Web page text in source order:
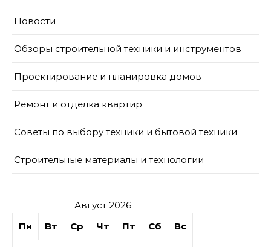
Новости
Обзоры строительной техники и инструментов
Проектирование и планировка домов
Ремонт и отделка квартир
Советы по выбору техники и бытовой техники
Строительные материалы и технологии
Август 2026
Пн
Вт Ср Чт Пт Сб Вс